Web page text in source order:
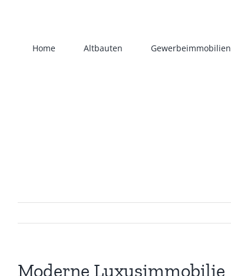
Home Altbauten Gewerbeimmobilien
Moderne Luxusimmobilie